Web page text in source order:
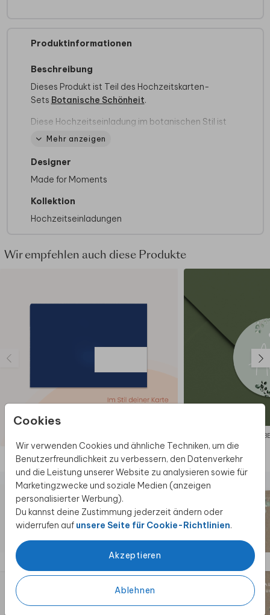
Cookies
Wir verwenden Cookies und ähnliche Techniken, um die
Benutzerfreundlichkeit zu verbessern, den Datenverkehr
und die Leistung unserer Website zu analysieren sowie für
Marketingzwecke und soziale Medien (anzeigen
personalisierter Werbung).
Du kannst deine Zustimmung jederzeit ändern oder
widerrufen auf unsere Seite für Cookie-Richtlinien.
Akzeptieren
Ablehnen
Produktinformationen
Beschreibung
Dieses Produkt ist Teil des Hochzeitskarten-
Sets Botanische Schönheit.
Diese Hochzeitseinladung im botanischen Stil ist
einzigartig indem ein extra Fotostreifen
aus und zeige der ganzen Welt wie stark eure
Liebe ist.
Allgemeine Informationen
Anzahl der Karten bei diesem Design
Du musst dein eigenes
verschließen.
großen Blatt ausgeschnitten.
Mehr anzeigen
Designer
Made for Moments
Kollektion
Hochzeitseinladungen
Wir empfehlen auch diese Produkte
Diese Produkte könnten dir auch gefallen